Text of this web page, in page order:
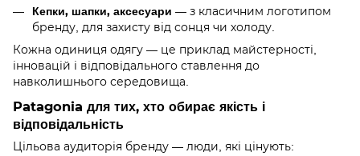
Кепки, шапки, аксесуари — з класичним логотипом
бренду, для захисту від сонця чи холоду.
Кожна одиниця одягу — це приклад майстерності,
інновацій і відповідального ставлення до
навколишнього середовища.
Patagonia для тих, хто обирає якість і
відповідальність
Цільова аудиторія бренду — люди, які цінують: